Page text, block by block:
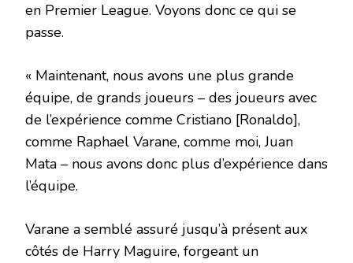
en Premier League. Voyons donc ce qui se
passe.
« Maintenant, nous avons une plus grande
équipe, de grands joueurs – des joueurs avec
de l’expérience comme Cristiano [Ronaldo],
comme Raphael Varane, comme moi, Juan
Mata – nous avons donc plus d’expérience dans
l’équipe.
Varane a semblé assuré jusqu’à présent aux
côtés de Harry Maguire, forgeant un